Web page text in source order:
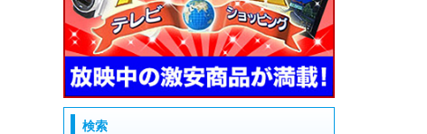
検索